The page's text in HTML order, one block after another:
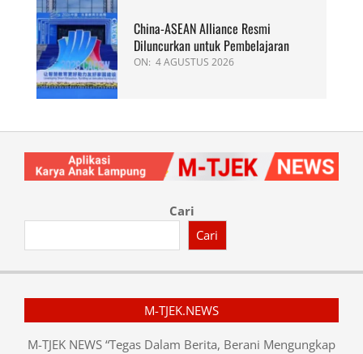
China-ASEAN Alliance Resmi
Diluncurkan untuk Pembelajaran
ON: 4 AGUSTUS 2026
Cari
Cari
M-TJEK.NEWS
M-TJEK NEWS “Tegas Dalam Berita, Berani Mengungkap